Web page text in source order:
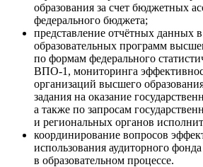
образования за счет бюджетных
федерального бюджета;
представление отчётных данных
образовательных программ
по формам федерального
ВПО-1, мониторинга
организаций высшего
задания на оказание
а также по запросам
и региональных органов
координирование вопросов
использования аудиторного
в образовательном процессе.